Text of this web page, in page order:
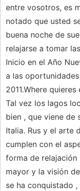
entre vosotros, es
notado que usted
buena noche de
relajarse a tomar
Inicio en el Año
a las
2011.Where
Tal vez los lagos
bien , que viene de
Italia. Rus y el arte
cumplen con el
forma de relajación
mayor y la visión
se ha conquistado